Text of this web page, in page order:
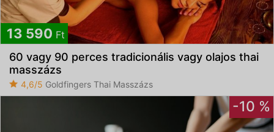
13 590 Ft
60 vagy 90 perces tradicionális vagy olajos thai
masszázs
4,6/5 Goldfingers Thai Masszázs
-10 %